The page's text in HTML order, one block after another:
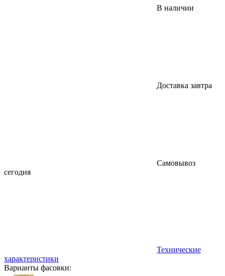
В наличии
Доставка завтра
Самовывоз
сегодня
Технические
характеристики
Варианты фасовки: